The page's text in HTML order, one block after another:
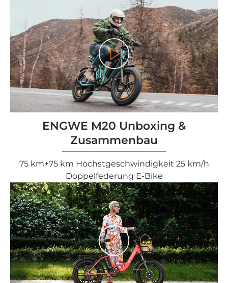
<tc>Gioco</tc>
ENGWE M20 Unboxing &
Zusammenbau
75 km+75 km Höchstgeschwindigkeit 25 km/h
Doppelfederung E-Bike
<tc>Gioco</tc>